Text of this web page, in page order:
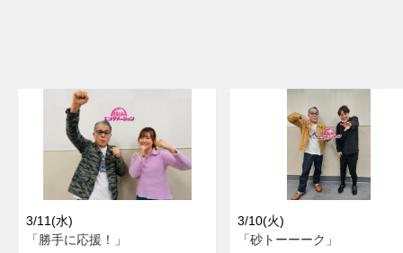
3/11(水)
「勝手に応援！」
3/10(火)
「砂トーーーク」